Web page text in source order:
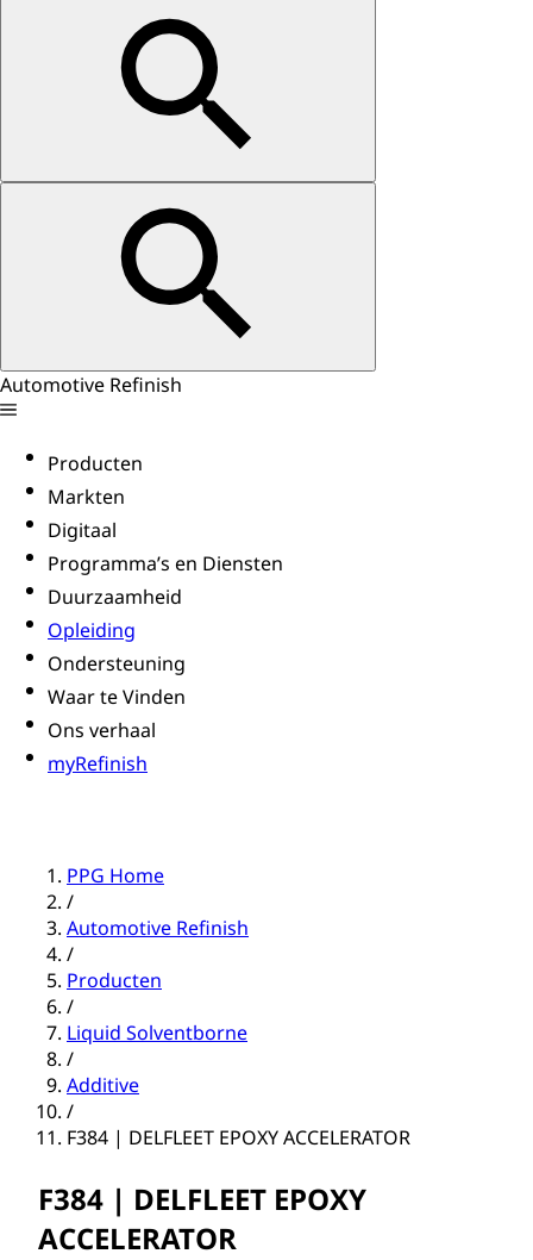
Automotive Refinish
Producten
Markten
Digitaal
Programma’s en Diensten
Duurzaamheid
Opleiding
Ondersteuning
Waar te Vinden
Ons verhaal
myRefinish
PPG Home
/
Automotive Refinish
/
Producten
/
Liquid Solventborne
/
Additive
/
F384 | DELFLEET EPOXY ACCELERATOR
F384 | DELFLEET EPOXY
ACCELERATOR